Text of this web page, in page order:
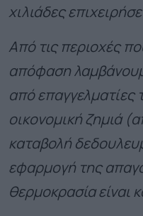
χιλιάδες
Από τις περιοχές
απόφαση
από επαγγελματίες
οικονομική ζημιά
καταβολή
εφαρμογή της
θερμοκρασία είναι